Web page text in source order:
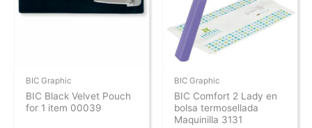
BIC Graphic
BIC Black Velvet Pouch
for 1 item 00039
BIC Graphic
BIC Comfort 2 Lady en
bolsa termosellada
Maquinilla 3131